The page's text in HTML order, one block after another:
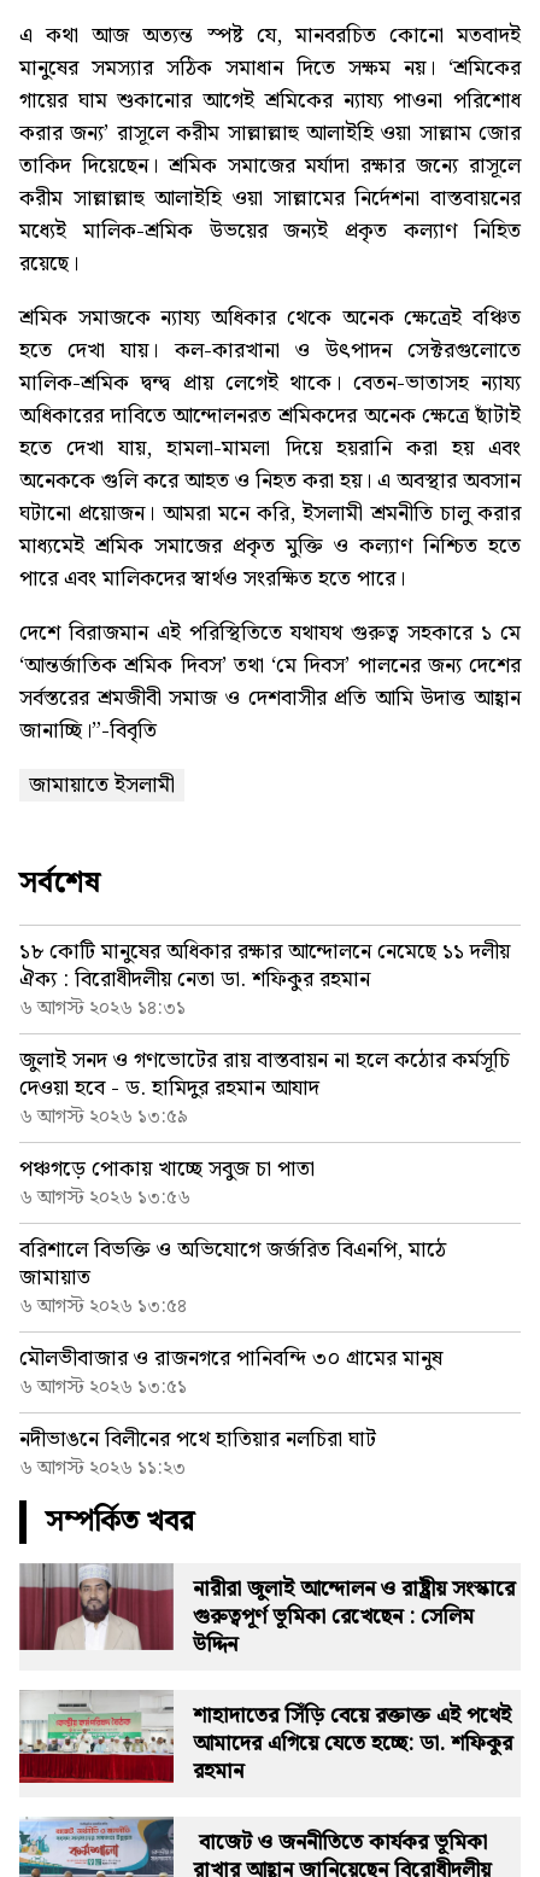
এ কথা আজ অত্যন্ত স্পষ্ট যে, মানবরচিত কোনো মতবাদই
মানুষের সমস্যার সঠিক সমাধান দিতে সক্ষম নয়। ‘শ্রমিকের
গায়ের ঘাম শুকানোর আগেই শ্রমিকের ন্যায্য পাওনা পরিশোধ
করার জন্য’ রাসূলে করীম সাল্লাল্লাহু আলাইহি ওয়া সাল্লাম জোর
তাকিদ দিয়েছেন। শ্রমিক সমাজের মর্যাদা রক্ষার জন্যে রাসূলে
করীম সাল্লাল্লাহু আলাইহি ওয়া সাল্লামের নির্দেশনা বাস্তবায়নের
মধ্যেই মালিক-শ্রমিক উভয়ের জন্যই প্রকৃত কল্যাণ নিহিত
রয়েছে।
শ্রমিক সমাজকে ন্যায্য অধিকার থেকে অনেক ক্ষেত্রেই বঞ্চিত
হতে দেখা যায়। কল-কারখানা ও উৎপাদন সেক্টরগুলোতে
মালিক-শ্রমিক দ্বন্দ্ব প্রায় লেগেই থাকে। বেতন-ভাতাসহ ন্যায্য
অধিকারের দাবিতে আন্দোলনরত শ্রমিকদের অনেক ক্ষেত্রে ছাঁটাই
হতে দেখা যায়, হামলা-মামলা দিয়ে হয়রানি করা হয় এবং
অনেককে গুলি করে আহত ও নিহত করা হয়। এ অবস্থার অবসান
ঘটানো প্রয়োজন। আমরা মনে করি, ইসলামী শ্রমনীতি চালু করার
মাধ্যমেই শ্রমিক সমাজের প্রকৃত মুক্তি ও কল্যাণ নিশ্চিত হতে
পারে এবং মালিকদের স্বার্থও সংরক্ষিত হতে পারে।
দেশে বিরাজমান এই পরিস্থিতিতে যথাযথ গুরুত্ব সহকারে ১ মে
‘আন্তর্জাতিক শ্রমিক দিবস’ তথা ‘মে দিবস’ পালনের জন্য দেশের
সর্বস্তরের শ্রমজীবী সমাজ ও দেশবাসীর প্রতি আমি উদাত্ত আহ্বান
জানাচ্ছি।”-বিবৃতি
জামায়াতে ইসলামী
সর্বশেষ
১৮ কোটি মানুষের অধিকার রক্ষার আন্দোলনে নেমেছে ১১ দলীয়
ঐক্য : বিরোধীদলীয় নেতা ডা. শফিকুর রহমান
৬ আগস্ট ২০২৬ ১৪:৩১
জুলাই সনদ ও গণভোটের রায় বাস্তবায়ন না হলে কঠোর কর্মসূচি
দেওয়া হবে - ড. হামিদুর রহমান আযাদ
৬ আগস্ট ২০২৬ ১৩:৫৯
পঞ্চগড়ে পোকায় খাচ্ছে সবুজ চা পাতা
৬ আগস্ট ২০২৬ ১৩:৫৬
বরিশালে বিভক্তি ও অভিযোগে জর্জরিত বিএনপি, মাঠে
জামায়াত
৬ আগস্ট ২০২৬ ১৩:৫৪
মৌলভীবাজার ও রাজনগরে পানিবন্দি ৩০ গ্রামের মানুষ
৬ আগস্ট ২০২৬ ১৩:৫১
নদীভাঙনে বিলীনের পথে হাতিয়ার নলচিরা ঘাট
৬ আগস্ট ২০২৬ ১১:২৩
সম্পর্কিত খবর
নারীরা জুলাই আন্দোলন ও রাষ্ট্রীয় সংস্কারে
গুরুত্বপূর্ণ ভূমিকা রেখেছেন : সেলিম
উদ্দিন
শাহাদাতের সিঁড়ি বেয়ে রক্তাক্ত এই পথেই
আমাদের এগিয়ে যেতে হচ্ছে: ডা. শফিকুর
রহমান
বাজেট ও জননীতিতে কার্যকর ভূমিকা